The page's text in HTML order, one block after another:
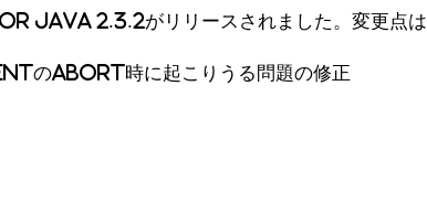
2.3.2がリリースされました。変更点は
のabort時に起こりうる問題の修正